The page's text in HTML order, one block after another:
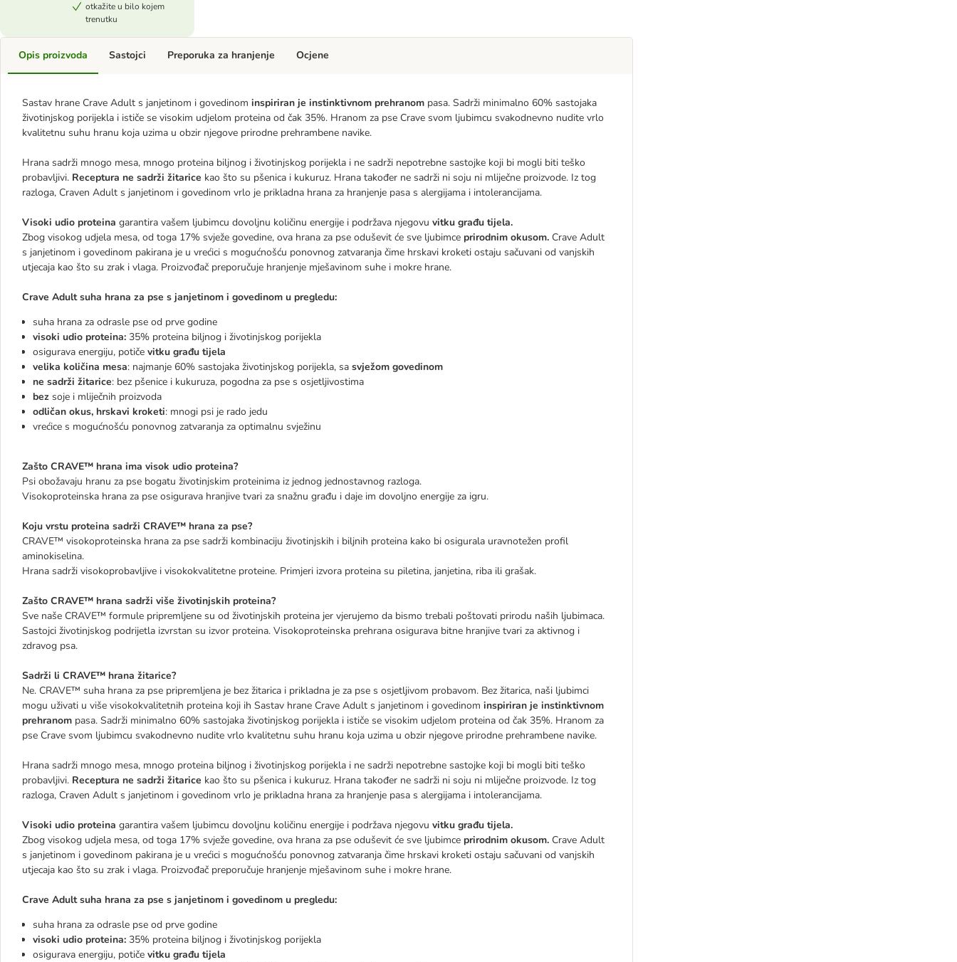
otkažite u bilo kojem
trenutku
Opis proizvoda
Sastav hrane Crave Adult s janjetinom i govedinom inspiriran je instinktivnom prehranom pasa. Sadrži minimalno 60% sastojaka
životinjskog porijekla i ističe se visokim udjelom proteina od čak 35%. Hranom za pse Crave svom ljubimcu svakodnevno nudite vrlo
kvalitetnu suhu hranu koja uzima u obzir njegove prirodne prehrambene navike.
Hrana sadrži mnogo mesa, mnogo proteina biljnog i životinjskog porijekla i ne sadrži nepotrebne sastojke koji bi mogli biti teško
probavljivi. Receptura ne sadrži žitarice kao što su pšenica i kukuruz. Hrana također ne sadrži ni soju ni mliječne proizvode. Iz tog
razloga, Craven Adult s janjetinom i govedinom vrlo je prikladna hrana za hranjenje pasa s alergijama i intolerancijama.
Visoki udio proteina garantira vašem ljubimcu dovoljnu količinu energije i podržava njegovu vitku građu tijela.
Zbog visokog udjela mesa, od toga 17% svježe govedine, ova hrana za pse oduševit će sve ljubimce prirodnim okusom. Crave Adult
s janjetinom i govedinom pakirana je u vrećici s mogućnošću ponovnog zatvaranja čime hrskavi kroketi ostaju sačuvani od vanjskih
utjecaja kao što su zrak i vlaga. Proizvođač preporučuje hranjenje mješavinom suhe i mokre hrane.
Crave Adult suha hrana za pse s janjetinom i govedinom u pregledu:
suha hrana za odrasle pse od prve godine
visoki udio proteina: 35% proteina biljnog i životinjskog porijekla
osigurava energiju, potiče vitku građu tijela
velika količina mesa: najmanje 60% sastojaka životinjskog porijekla, sa svježom govedinom
ne sadrži žitarice: bez pšenice i kukuruza, pogodna za pse s osjetljivostima
bez soje i mliječnih proizvoda
odličan okus, hrskavi kroketi: mnogi psi je rado jedu
vrećice s mogućnošću ponovnog zatvaranja za optimalnu svježinu
Zašto CRAVE™ hrana ima visok udio proteina?
Psi obožavaju hranu za pse bogatu životinjskim proteinima iz jednog jednostavnog razloga.
Visokoproteinska hrana za pse osigurava hranjive tvari za snažnu građu i daje im dovoljno energije za igru.
Koju vrstu proteina sadrži CRAVE™ hrana za pse?
CRAVE™ visokoproteinska hrana za pse sadrži kombinaciju životinjskih i biljnih proteina kako bi osigurala uravnotežen profil
aminokiselina.
Hrana sadrži visokoprobavljive i visokokvalitetne proteine. Primjeri izvora proteina su piletina, janjetina, riba ili grašak.
Zašto CRAVE™ hrana sadrži više životinjskih proteina?
Sve naše CRAVE™ formule pripremljene su od životinjskih proteina jer vjerujemo da bismo trebali poštovati ​​prirodu naših ljubimaca.
Sastojci životinjskog podrijetla izvrstan su izvor proteina. Visokoproteinska prehrana osigurava bitne hranjive tvari za aktivnog i
zdravog psa.
Sadrži li CRAVE™ hrana žitarice?
Ne. CRAVE™ suha hrana za pse pripremljena je bez žitarica i prikladna je za pse s osjetljivom probavom. Bez žitarica, naši ljubimci
mogu uživati ​​u više visokokvalitetnih proteina koji ih Sastav hrane Crave Adult s janjetinom i govedinom inspiriran je instinktivnom
prehranom pasa. Sadrži minimalno 60% sastojaka životinjskog porijekla i ističe se visokim udjelom proteina od čak 35%. Hranom za
pse Crave svom ljubimcu svakodnevno nudite vrlo kvalitetnu suhu hranu koja uzima u obzir njegove prirodne prehrambene navike.
Hrana sadrži mnogo mesa, mnogo proteina biljnog i životinjskog porijekla i ne sadrži nepotrebne sastojke koji bi mogli biti teško
probavljivi. Receptura ne sadrži žitarice kao što su pšenica i kukuruz. Hrana također ne sadrži ni soju ni mliječne proizvode. Iz tog
razloga, Craven Adult s janjetinom i govedinom vrlo je prikladna hrana za hranjenje pasa s alergijama i intolerancijama.
Visoki udio proteina garantira vašem ljubimcu dovoljnu količinu energije i podržava njegovu vitku građu tijela.
Zbog visokog udjela mesa, od toga 17% svježe govedine, ova hrana za pse oduševit će sve ljubimce prirodnim okusom. Crave Adult
s janjetinom i govedinom pakirana je u vrećici s mogućnošću ponovnog zatvaranja čime hrskavi kroketi ostaju sačuvani od vanjskih
utjecaja kao što su zrak i vlaga. Proizvođač preporučuje hranjenje mješavinom suhe i mokre hrane.
Crave Adult suha hrana za pse s janjetinom i govedinom u pregledu:
suha hrana za odrasle pse od prve godine
visoki udio proteina: 35% proteina biljnog i životinjskog porijekla
osigurava energiju, potiče vitku građu tijela
Sastojci Preporuka za hranjenje Ocjene